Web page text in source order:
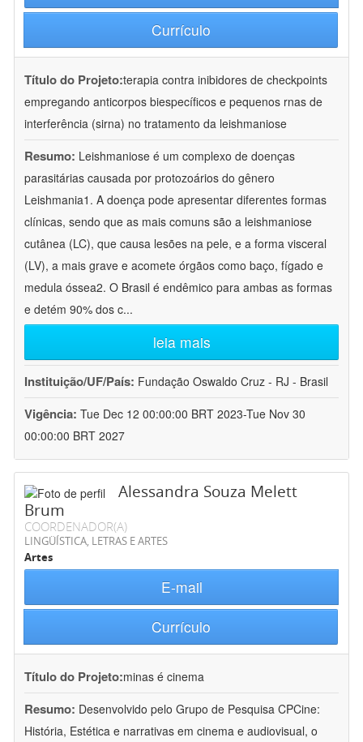
Currículo
Título do Projeto:terapia contra inibidores de checkpoints
empregando anticorpos biespecíficos e pequenos rnas de
interferência (sirna) no tratamento da leishmaniose
Resumo: Leishmaniose é um complexo de doenças
parasitárias causada por protozoários do gênero
Leishmania1. A doença pode apresentar diferentes formas
clínicas, sendo que as mais comuns são a leishmaniose
cutânea (LC), que causa lesões na pele, e a forma visceral
(LV), a mais grave e acomete órgãos como baço, fígado e
medula óssea2. O Brasil é endêmico para ambas as formas
e detém 90% dos c...
leia mais
Instituição/UF/País: Fundação Oswaldo Cruz - RJ - Brasil
Vigência: Tue Dec 12 00:00:00 BRT 2023-Tue Nov 30
00:00:00 BRT 2027
Alessandra Souza Melett
Brum
COORDENADOR(A)
LINGÜÍSTICA, LETRAS E ARTES
Artes
E-mail
Currículo
Título do Projeto:minas é cinema
Resumo: Desenvolvido pelo Grupo de Pesquisa CPCine:
História, Estética e narrativas em cinema e audiovisual, o